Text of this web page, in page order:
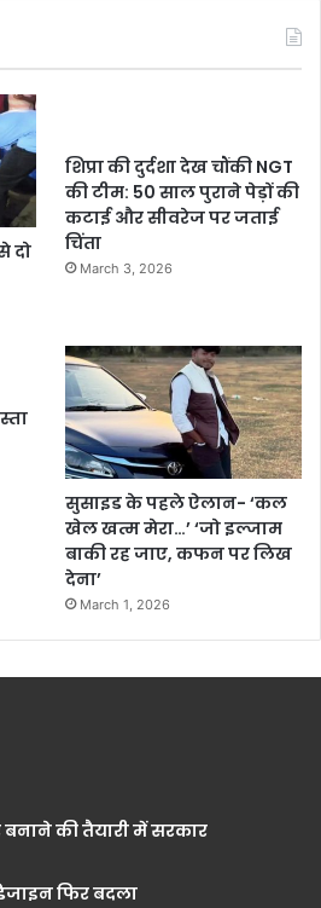
दो
शिप्रा की दुर्दशा देख चौंकी NGT
की टीम: 50 साल पुराने पेड़ों की
कटाई और सीवरेज पर जताई
चिंता
March 3, 2026
सुसाइड के पहले ऐलान- ‘कल
खेल खत्म मेरा…’ ‘जो इल्जाम
बाकी रह जाए, कफन पर लिख
देना’
March 1, 2026
की तैयारी में सरकार
फिर बदला